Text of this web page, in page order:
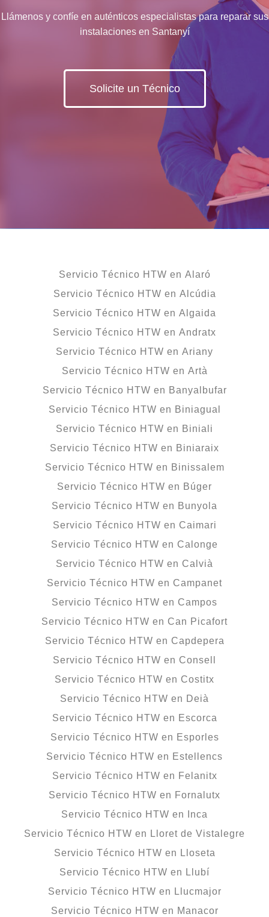
Llámenos y confíe en auténticos especialistas para reparar sus
instalaciones en Santanyí
Solicite un Técnico
Servicio Técnico HTW en Alaró
Servicio Técnico HTW en Alcúdia
Servicio Técnico HTW en Algaida
Servicio Técnico HTW en Andratx
Servicio Técnico HTW en Ariany
Servicio Técnico HTW en Artà
Servicio Técnico HTW en Banyalbufar
Servicio Técnico HTW en Biniagual
Servicio Técnico HTW en Biniali
Servicio Técnico HTW en Biniaraix
Servicio Técnico HTW en Binissalem
Servicio Técnico HTW en Búger
Servicio Técnico HTW en Bunyola
Servicio Técnico HTW en Caimari
Servicio Técnico HTW en Calonge
Servicio Técnico HTW en Calvià
Servicio Técnico HTW en Campanet
Servicio Técnico HTW en Campos
Servicio Técnico HTW en Can Picafort
Servicio Técnico HTW en Capdepera
Servicio Técnico HTW en Consell
Servicio Técnico HTW en Costitx
Servicio Técnico HTW en Deià
Servicio Técnico HTW en Escorca
Servicio Técnico HTW en Esporles
Servicio Técnico HTW en Estellencs
Servicio Técnico HTW en Felanitx
Servicio Técnico HTW en Fornalutx
Servicio Técnico HTW en Inca
Servicio Técnico HTW en Lloret de Vistalegre
Servicio Técnico HTW en Lloseta
Servicio Técnico HTW en Llubí
Servicio Técnico HTW en Llucmajor
Servicio Técnico HTW en Manacor